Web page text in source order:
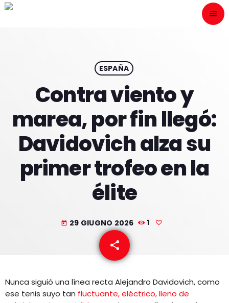
menu
HOME
CONTACTO
ESPAÑA
Contra viento y
marea, por fin llegó:
Davidovich alza su
primer trofeo en la
élite
today 29 GIUGNO 2026 1
share
email
Nunca siguió una línea recta Alejandro Davidovich, como
ese tenis suyo tan fluctuante, eléctrico, lleno de